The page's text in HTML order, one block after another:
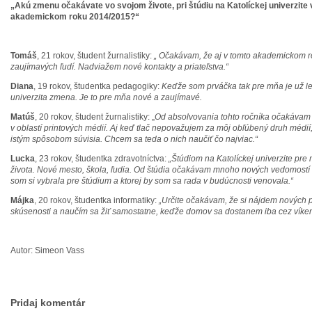
„Akú zmenu očakávate vo svojom živote, pri štúdiu na Katolíckej univerzite
akademickom roku 2014/2015?“
Tomáš, 21 rokov, študent žurnalistiky: „ Očakávam, že aj v tomto akademickom
zaujímavých ľudí. Nadviažem nové kontakty a priateľstva.“
Diana, 19 rokov, študentka pedagogiky: Keďže som prváčka tak pre mňa je už
univerzita zmena. Je to pre mňa nové a zaujímavé.
Matúš, 20 rokov, študent žurnalistiky: „Od absolvovania tohto ročníka
v oblastí printových médií. Aj keď tlač nepovažujem za môj obľúbený druh
istým spôsobom súvisia. Chcem sa teda o nich naučiť čo najviac.“
Lucka, 23 rokov, študentka zdravotníctva: „Štúdiom na Katolíckej univerzite pre
života. Nové mesto, škola, ľudia. Od štúdia očakávam mnoho nových
som si vybrala pre štúdium a ktorej by som sa rada v budúcnosti venovala.“
Májka, 20 rokov, študentka informatiky: „Určite očakávam, že si nájdem nových
skúsenosti a naučím sa žiť samostatne, keďže domov sa dostanem iba cez
Autor: Simeon Vass
Pridaj komentár